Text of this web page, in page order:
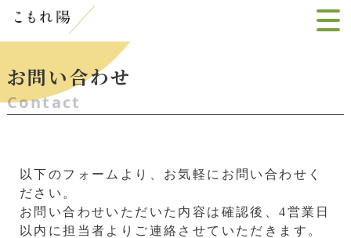
お問い合わせ
Contact
以下のフォームより、お気軽にお問い合わせく
ださい。
お問い合わせいただいた内容は確認後、4営業日
以内に担当者よりご連絡させていただきます。